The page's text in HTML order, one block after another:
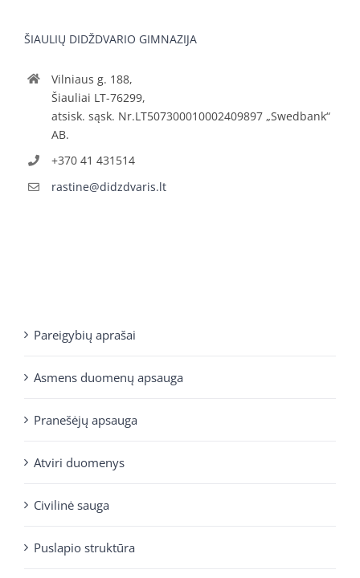
ŠIAULIŲ DIDŽDVARIO GIMNAZIJA
Vilniaus g. 188,
Šiauliai LT-76299,
atsisk. sąsk. Nr.LT507300010002409897 „Swedbank“
AB.
+370 41 431514
rastine@didzdvaris.lt
Pareigybių aprašai
Asmens duomenų apsauga
Pranešėjų apsauga
Atviri duomenys
Civilinė sauga
Puslapio struktūra